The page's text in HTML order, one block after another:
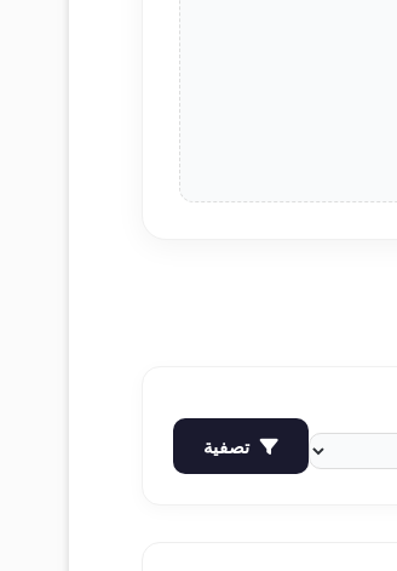
تصفية